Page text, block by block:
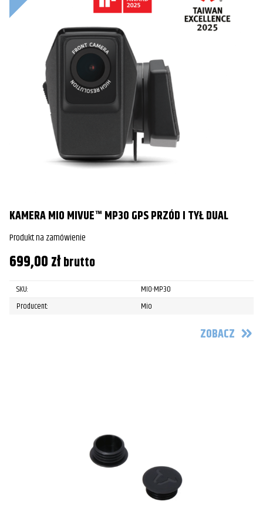
KAMERA MIO MIVUE™ MP30 GPS PRZÓD I TYŁ DUAL
Produkt na zamówienie
699,00złbrutto
SKU:
MIO-MP30
Producent:
Mio
ZOBACZ